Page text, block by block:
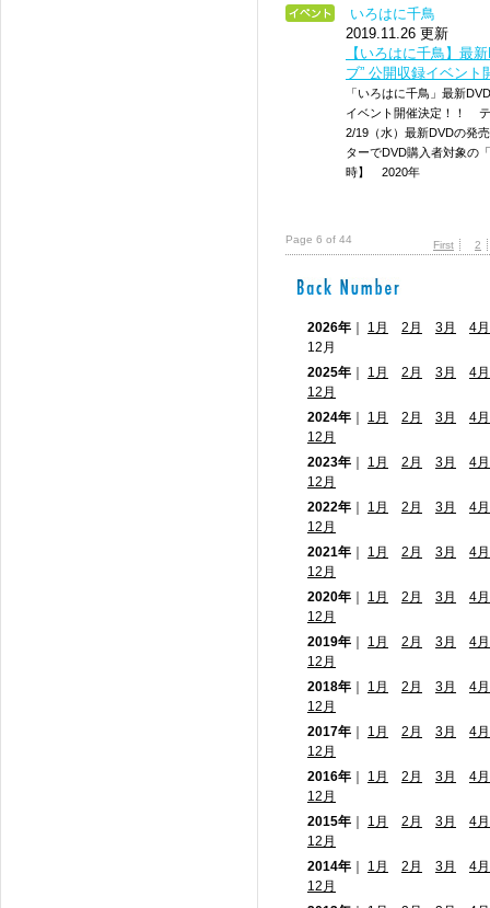
いろはに千鳥
2019.11.26 更新
【いろはに千鳥】最
ブ” 公開収録イベント
「いろはに千鳥」最新
イベント開催決定！！
2/19（水）最新DVDの発
ターでDVD購入者対象の
時】 2020年
Page 6 of 44 First 2
2026年 1月 2月 3月
4月
12月
2025年
1月 2月 3月
4月
12月
2024年
1月 2月 3月
4月
12月
2023年
1月 2月 3月
4月
12月
2022年
1月 2月 3月
4月
12月
2021年
1月 2月 3月
4月
12月
2020年
1月 2月 3月
4月
12月
2019年
1月 2月 3月
4月
12月
2018年
1月 2月 3月
4月
12月
2017年
1月 2月 3月
4月
12月
2016年
1月 2月 3月
4月
12月
2015年
1月 2月 3月
4月
12月
2014年
1月 2月 3月
4月
12月